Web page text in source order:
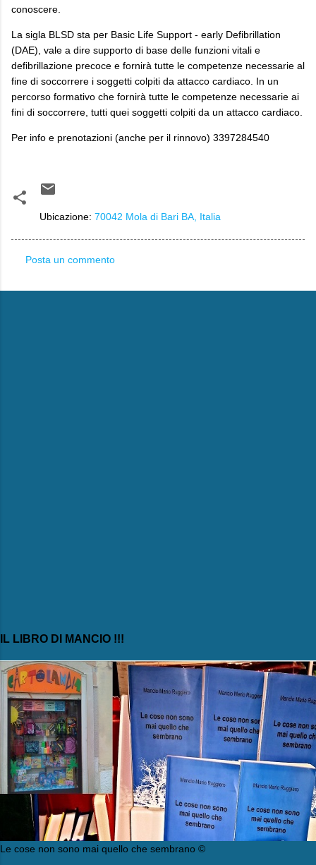
conoscere.
La sigla BLSD sta per Basic Life Support - early Defibrillation
(DAE), vale a dire supporto di base delle funzioni vitali e
defibrillazione precoce e fornirà tutte le competenze necessarie al
fine di soccorrere i soggetti colpiti da attacco cardiaco. In un
percorso formativo che fornirà tutte le competenze necessarie ai
fini di soccorrere, tutti quei soggetti colpiti da un attacco cardiaco.
Per info e prenotazioni (anche per il rinnovo) 3397284540
Ubicazione: 70042 Mola di Bari BA, Italia
o
Posta un commento
IL LIBRO DI MANCIO !!!
Le cose non sono mai quello che sembrano ©